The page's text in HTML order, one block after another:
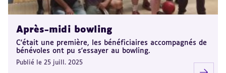
Après-midi bowling
C'était une première, les bénéficiaires accompagnés de
bénévoles ont pu s'essayer au bowling.
Publié le 25 juill. 2025